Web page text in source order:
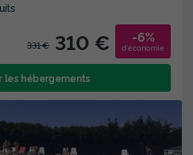
331 € 310 € -6%
d'économie
les hébergements